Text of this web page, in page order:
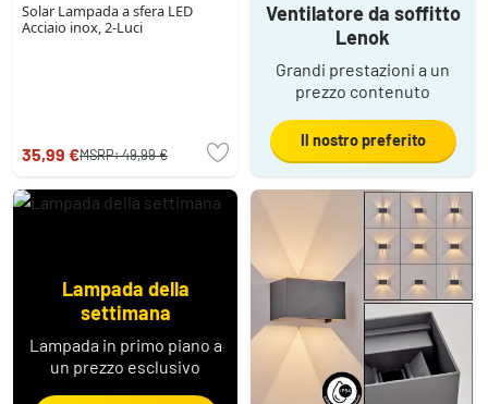
Solar Lampada a sfera LED
Acciaio inox, 2-Luci
35,99 €MSRP:49,99 €
Ventilatore da soffitto
Lenok
Grandi prestazioni a un
prezzo contenuto
Il nostro preferito
Lampada della
settimana
Lampada in primo piano a
un prezzo esclusivo